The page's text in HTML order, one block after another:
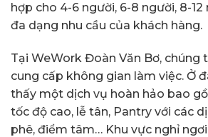
hợp cho 4-6 người, 6-8 người, 8-
đa dạng nhu cầu của khách hàng.
Tại WeWork Đoàn Văn Bơ, chúng
cung cấp không gian làm việc. Ở
thấy một dịch vụ hoàn hảo bao
tốc độ cao, lễ tân, Pantry với các
phê, điểm tâm… Khu vực nghỉ